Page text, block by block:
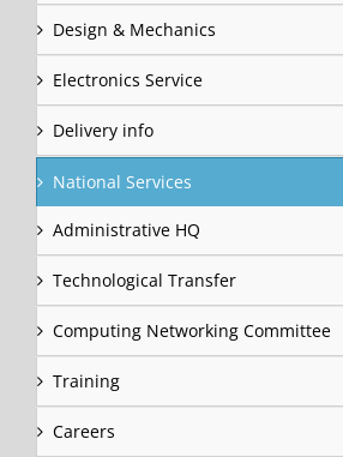
Design & Mechanics
Electronics Service
Delivery info
National Services
Administrative HQ
Technological Transfer
Computing Networking Committee
Training
Careers